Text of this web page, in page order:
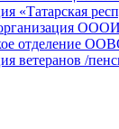
«Татарская
организация
отделение
ветеранов /